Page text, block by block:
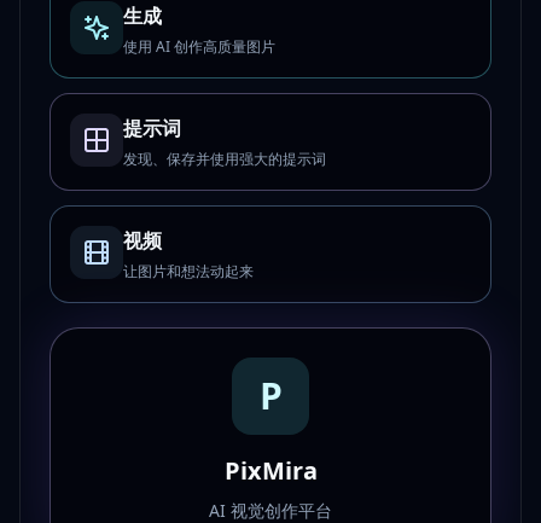
生成
使用 AI 创作高质量图片
提示词
发现、保存并使用强大的提示词
视频
让图片和想法动起来
P
PixMira
AI 视觉创作平台